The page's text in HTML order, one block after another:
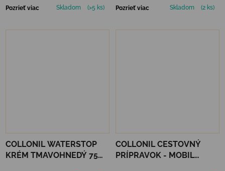
Pozrieť viac Skladom (>5 ks) Pozrieť viac Skladom (2 ks)
COLLONIL WATERSTOP
KRÉM TMAVOHNEDÝ 75
COLLONIL CESTOVNÝ
PRÍPRAVOK - MOBIL